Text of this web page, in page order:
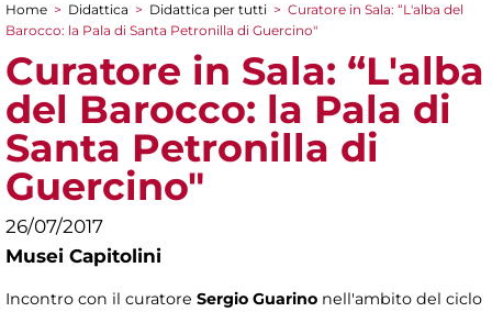
Tu sei qui
Home > Didattica > Didattica per tutti > Curatore in Sala: “L'alba del
Barocco: la Pala di Santa Petronilla di Guercino"
Curatore in Sala: “L'alba
del Barocco: la Pala di
Santa Petronilla di
Guercino"
26/07/2017
Musei Capitolini
Incontro con il curatore Sergio Guarino nell'ambito del ciclo